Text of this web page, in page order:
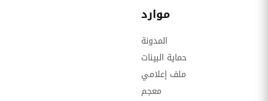
موارد
المدونة
حماية البينات
ملف إعلامي
معجم